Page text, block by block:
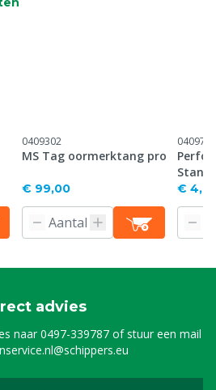
0409302
MS Tag oormerktang pro
€ 99,00
0409716
€ 4,61
advies
naar0497-339787of stuur een mail